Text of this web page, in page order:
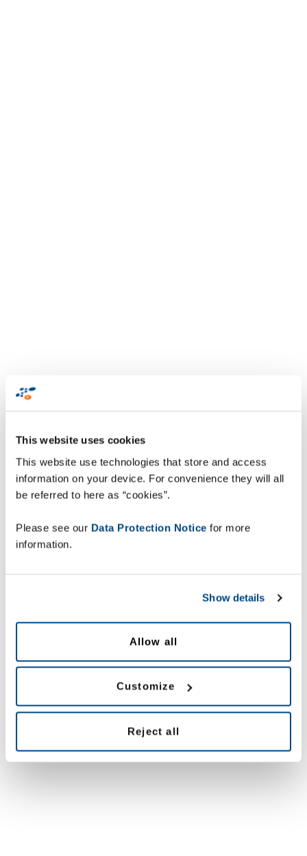
This website uses cookies
This website use technologies that store and access
information on your device. For convenience they will all
be referred to here as “cookies”.
Please see our Data Protection Notice for more
information.
Show details
Allow all
Customize
Reject all